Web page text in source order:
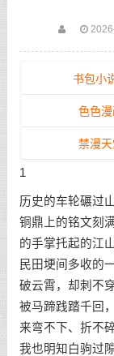
书包小
色色漫
禁漫天
1
历史的车轮碾过
铜鼎上的铭文刻
的手掌托起的江
民田埂间多收的
破云霄，却刺不
被马蹄践踏千回
来弯不下、折不碎
我也明知白驹过